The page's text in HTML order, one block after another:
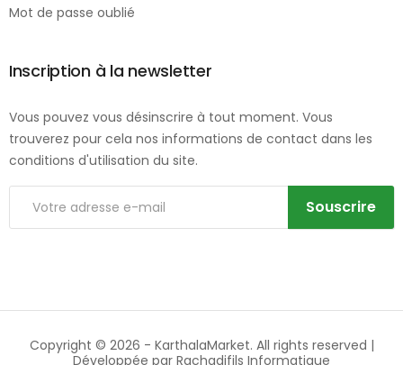
Mot de passe oublié
Inscription à la newsletter
Souscrire
Vous pouvez vous désinscrire à tout moment. Vous
trouverez pour cela nos informations de contact dans les
conditions d'utilisation du site.
Copyright © 2026 - KarthalaMarket. All rights reserved |
Développée par Rachadifils Informatique